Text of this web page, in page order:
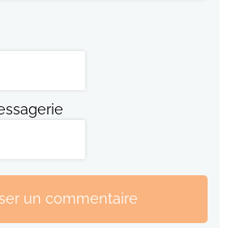
un commentaire